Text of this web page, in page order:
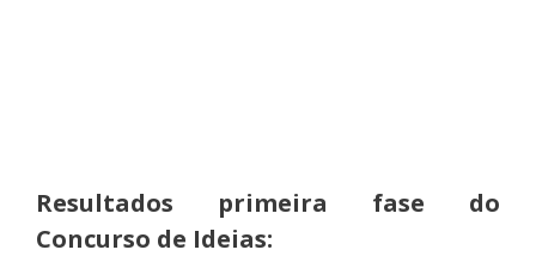
Resultados primeira fase do
Concurso de Ideias: